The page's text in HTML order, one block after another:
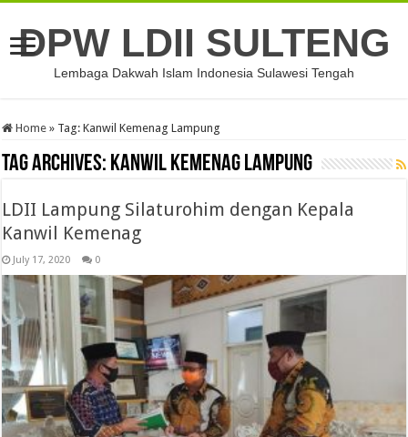
DPW LDII SULTENG
Lembaga Dakwah Islam Indonesia Sulawesi Tengah
Home » Tag:Kanwil Kemenag Lampung
Tag Archives: Kanwil Kemenag Lampung
LDII Lampung Silaturohim dengan Kepala
Kanwil Kemenag
July 17, 2020 0